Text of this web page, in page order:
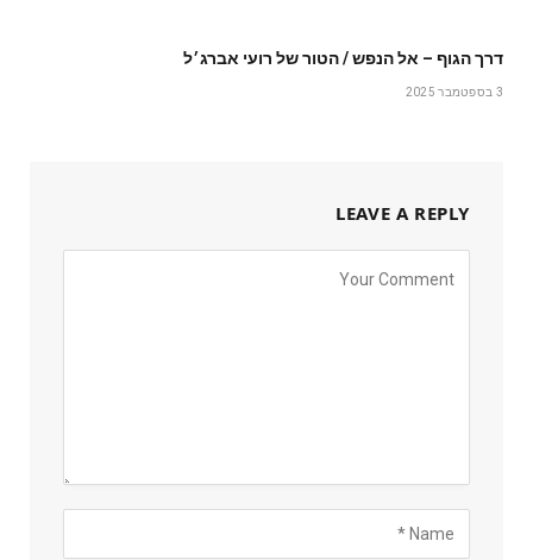
דרך הגוף – אל הנפש / הטור של רועי אברג׳ל
3 בספטמבר 2025
LEAVE A REPLY